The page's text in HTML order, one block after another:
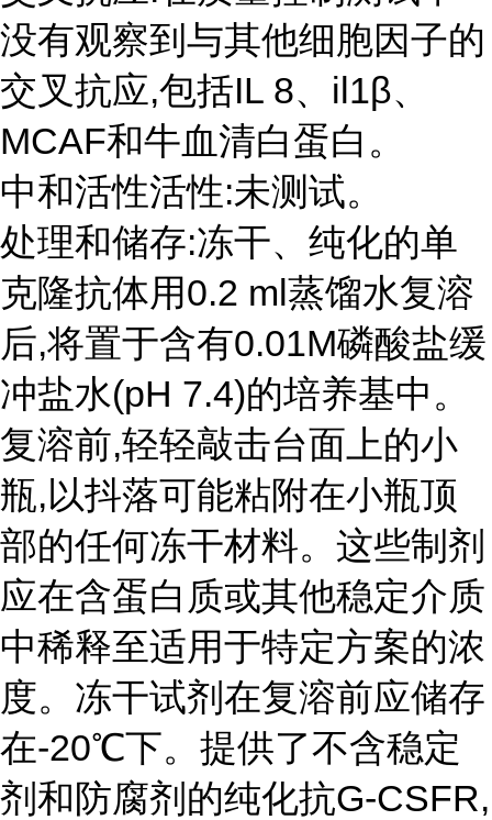
没有观察到与其他细胞因子的
交叉抗应,包括IL 8、il1β、
MCAF和牛血清白蛋白。
中和活性活性:未测试。
处理和储存:冻干、纯化的单
克隆抗体用0.2 ml蒸馏水复溶
后,将置于含有0.01M磷酸盐缓
冲盐水(pH 7.4)的培养基中。
复溶前,轻轻敲击台面上的小
瓶,以抖落可能粘附在小瓶顶
部的任何冻干材料。这些制剂
应在含蛋白质或其他稳定介质
中稀释至适用于特定方案的浓
度。冻干试剂在复溶前应储存
在-20℃下。提供了不含稳定
剂和防腐剂的纯化抗G-CSFR,